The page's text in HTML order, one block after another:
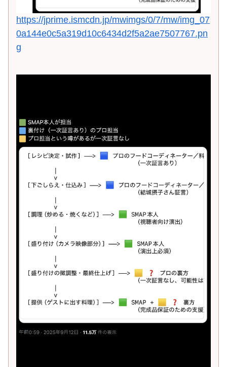
https://jprime.ismcdn.jp/mwimgs/0/7/mw/img_07
0a144e0c5a319d10c6434d2f5a2ae7507767.pn
g